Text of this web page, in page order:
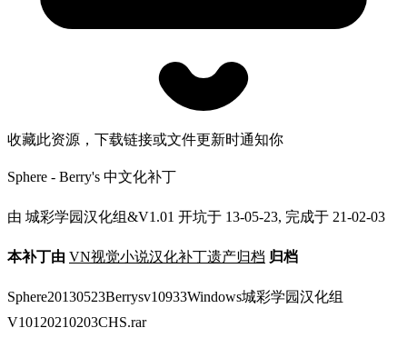
收藏此资源，下载链接或文件更新时通知你
Sphere - Berry's 中文化补丁
由 城彩学园汉化组&V1.01 开坑于 13-05-23, 完成于 21-02-03
本补丁由 VN视觉小说汉化补丁遗产归档 归档
Sphere20130523Berrysv10933Windows城彩学园汉化组
V10120210203CHS.rar